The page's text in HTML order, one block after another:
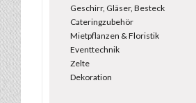
Geschirr, Gläser, Besteck
Cateringzubehör
Mietpflanzen & Floristik
Eventtechnik
Zelte
Dekoration